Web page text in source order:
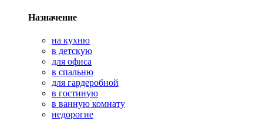
Назначение
на кухню
в детскую
для офиса
в спальню
для гардеробной
в гостиную
в ванную комнату
недорогие